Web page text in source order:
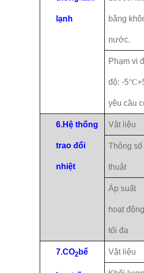
lạnh bằng
nước.
Phạm vi
độ: -5°C
yêu cầu
6.Hệ thống
trao đổi
nhiệt
Vật liệu
Thông số
thuật
Áp suất
hoạt động
tối đa
7.CO2bể Vật liệu